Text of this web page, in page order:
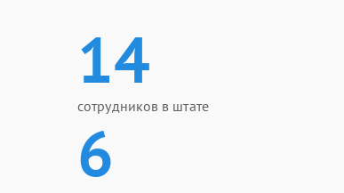
14
сотрудников в штате
6